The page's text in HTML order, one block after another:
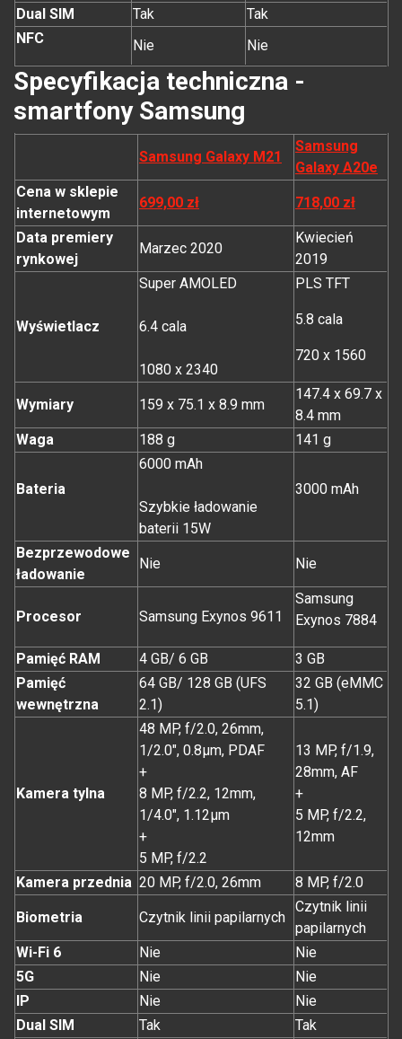
Dual SIM
Tak
Tak
NFC
Nie Nie
Specyfikacja techniczna -
smartfony Samsung
Samsung Galaxy M21
Samsung
Galaxy A20e
Cena w sklepie
internetowym
699,00 zł 718,00 zł
Data premiery
rynkowej
Marzec 2020
Kwiecień
2019
Wyświetlacz
Super AMOLED
6.4 cala
1080 x 2340
PLS TFT
5.8 cala
720 x 1560
Wymiary 159 x 75.1 x 8.9 mm
147.4 x 69.7 x
8.4 mm
Waga
188 g 141 g
Bateria
6000 mAh
Szybkie ładowanie
baterii 15W
3000 mAh
Bezprzewodowe
ładowanie
Nie Nie
Procesor Samsung Exynos 9611
Samsung
Exynos 7884
Pamięć RAM 4 GB/ 6 GB
3 GB
Pamięć
wewnętrzna
64 GB/ 128 GB (UFS
2.1)
32 GB (eMMC
5.1)
Kamera tylna
48 MP, f/2.0, 26mm,
1/2.0", 0.8µm, PDAF
+
8 MP, f/2.2, 12mm,
1/4.0", 1.12µm
+
5 MP, f/2.2
13 MP, f/1.9,
28mm, AF
+
5 MP, f/2.2,
12mm
Kamera przednia 20 MP, f/2.0, 26mm 8 MP, f/2.0
Biometria Czytnik linii papilarnych
Czytnik linii
papilarnych
Wi-Fi 6
Nie
Nie
5G
Nie
Nie
IP
Nie
Nie
Dual SIM
Tak Tak